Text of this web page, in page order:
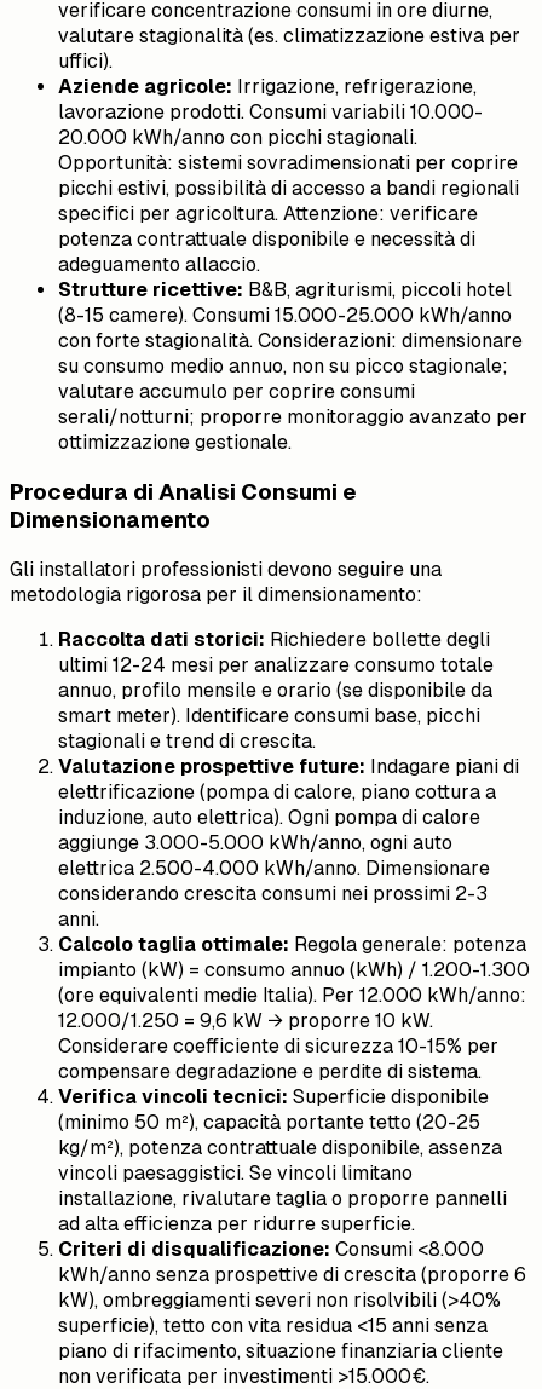
verificare concentrazione consumi in ore diurne,
valutare stagionalità (es. climatizzazione estiva per
uffici).
Aziende agricole: Irrigazione, refrigerazione,
lavorazione prodotti. Consumi variabili 10.000-
20.000 kWh/anno con picchi stagionali.
Opportunità: sistemi sovradimensionati per coprire
picchi estivi, possibilità di accesso a bandi regionali
specifici per agricoltura. Attenzione: verificare
potenza contrattuale disponibile e necessità di
adeguamento allaccio.
Strutture ricettive: B&B, agriturismi, piccoli hotel
(8-15 camere). Consumi 15.000-25.000 kWh/anno
con forte stagionalità. Considerazioni: dimensionare
su consumo medio annuo, non su picco stagionale;
valutare accumulo per coprire consumi
serali/notturni; proporre monitoraggio avanzato per
ottimizzazione gestionale.
Procedura di Analisi Consumi e
Dimensionamento
Gli installatori professionisti devono seguire una
metodologia rigorosa per il dimensionamento:
Raccolta dati storici: Richiedere bollette degli
ultimi 12-24 mesi per analizzare consumo totale
annuo, profilo mensile e orario (se disponibile da
smart meter). Identificare consumi base, picchi
stagionali e trend di crescita.
Valutazione prospettive future: Indagare piani di
elettrificazione (pompa di calore, piano cottura a
induzione, auto elettrica). Ogni pompa di calore
aggiunge 3.000-5.000 kWh/anno, ogni auto
elettrica 2.500-4.000 kWh/anno. Dimensionare
considerando crescita consumi nei prossimi 2-3
anni.
Calcolo taglia ottimale: Regola generale: potenza
impianto (kW) = consumo annuo (kWh) / 1.200-1.300
(ore equivalenti medie Italia). Per 12.000 kWh/anno:
12.000/1.250 = 9,6 kW → proporre 10 kW.
Considerare coefficiente di sicurezza 10-15% per
compensare degradazione e perdite di sistema.
Verifica vincoli tecnici: Superficie disponibile
(minimo 50 m²), capacità portante tetto (20-25
kg/m²), potenza contrattuale disponibile, assenza
vincoli paesaggistici. Se vincoli limitano
installazione, rivalutare taglia o proporre pannelli
ad alta efficienza per ridurre superficie.
Criteri di disqualificazione: Consumi <8.000
kWh/anno senza prospettive di crescita (proporre 6
kW), ombreggiamenti severi non risolvibili (>40%
superficie), tetto con vita residua <15 anni senza
piano di rifacimento, situazione finanziaria cliente
non verificata per investimenti >15.000€.